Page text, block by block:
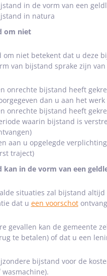
in de vorm van een
in natura
om niet
om niet betekent dat u deze
van bijstand sprake zijn
onrechte bijstand heeft
dan u aan het werk
onrechte bijstand heeft
waarin bijstand is
aan u opgelegde
traject)
kan in de vorm van een
situaties zal bijstand
dat u een voorschot
gevallen kan de gemeente
te betalen) of dat u een
bijstand voor de
wasmachine).